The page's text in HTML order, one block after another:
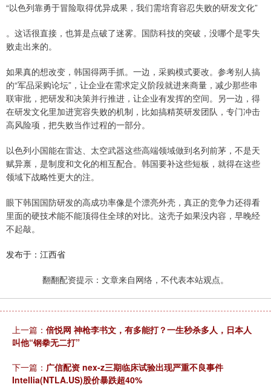
“以色列靠勇于冒险取得优异成果，我们需培育容忍失败的研发文化”
。这话很直接，也算是点破了迷雾。国防科技的突破，没哪个是零失
败走出来的。
如果真的想改变，韩国得两手抓。一边，采购模式要改。参考别人搞
的“军品采购论坛”，让企业在需求定义阶段就进来商量，减少那些串
联审批，把研发和决策并行推进，让企业有发挥的空间。另一边，得
在研发文化里加进宽容失败的机制，比如搞精英研发团队，专门冲击
高风险项，把失败当作过程的一部分。
以色列小国能在雷达、太空武器这些高端领域做到名列前茅，不是天
赋异禀，是制度和文化的相互配合。韩国要补这些短板，就得在这些
领域下战略性更大的注。
眼下韩国国防研发的高成功率像是个漂亮外壳，真正的竞争力还得看
里面的硬技术能不能顶得住全球的对比。这壳子如果没内容，早晚经
不起敲。
发布于：江西省
翻翻配资提示：文章来自网络，不代表本站观点。
上一篇： 倍悦网 神枪李书文，有多能打？一生秒杀多人，日本人
叫他“钢拳无二打”
下一篇： 广信配资 nex-z三期临床试验出现严重不良事件
Intellia(NTLA.US)股价暴跌超40%